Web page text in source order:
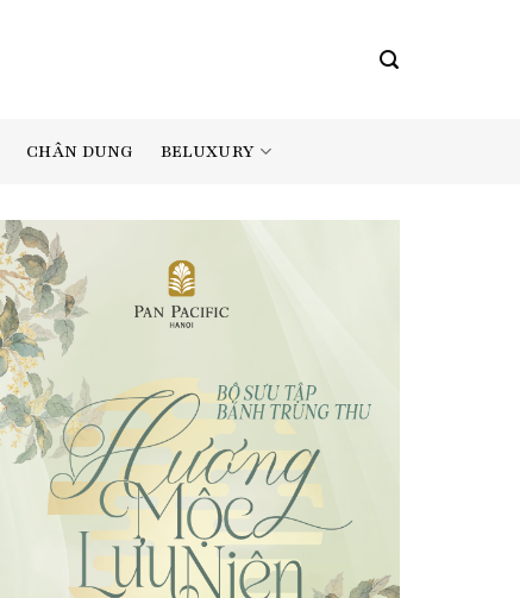
CHÂN DUNG BELUXURY